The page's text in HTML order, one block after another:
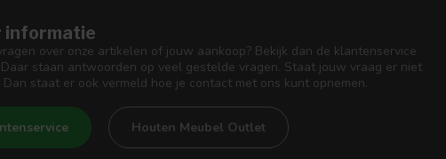
informatie
over onze artikelen of jouw aankoop? Bekijk dan de klantenservice
staan antwoorden op veel gestelde vragen. Staat jouw vraag er niet
Dan staat er ook vermeld hoe je contact met ons kunt opnemen.
Houten Meubel Outlet